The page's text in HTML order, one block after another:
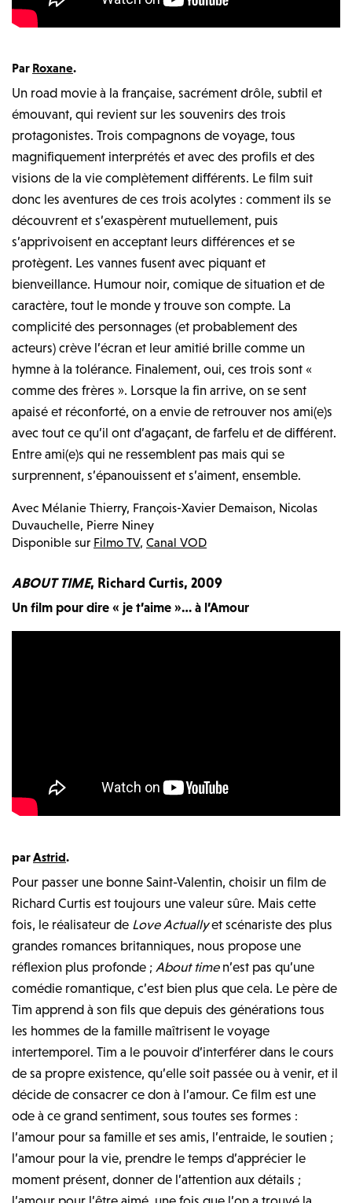
Par Roxane.
Un road movie à la française, sacrément drôle, subtil et
émouvant, qui revient sur les souvenirs des trois
protagonistes. Trois compagnons de voyage, tous
magnifiquement interprétés et avec des profils et des
visions de la vie complètement différents. Le film suit
donc les aventures de ces trois acolytes : comment ils se
découvrent et s’exaspèrent mutuellement, puis
s’apprivoisent en acceptant leurs différences et se
protègent. Les vannes fusent avec piquant et
bienveillance. Humour noir, comique de situation et de
caractère, tout le monde y trouve son compte. La
complicité des personnages (et probablement des
acteurs) crève l’écran et leur amitié brille comme un
hymne à la tolérance. Finalement, oui, ces trois sont «
comme des frères ». Lorsque la fin arrive, on se sent
apaisé et réconforté, on a envie de retrouver nos ami(e)s
avec tout ce qu’il ont d’agaçant, de farfelu et de différent.
Entre ami(e)s qui ne ressemblent pas mais qui se
surprennent, s’épanouissent et s’aiment, ensemble.
Avec Mélanie Thierry, François-Xavier Demaison, Nicolas
Duvauchelle, Pierre Niney
Disponible sur Filmo TV, Canal VOD
ABOUT TIME, Richard Curtis, 2009
Un film pour dire « je t’aime »… à l’Amour
parAstrid.
Pour passer une bonne Saint-Valentin, choisir un film de
Richard Curtis est toujours une valeur sûre. Mais cette
fois, le réalisateur de Love Actuallyet scénariste des plus
grandes romances britanniques, nous propose une
réflexion plus profonde ; About timen’est pas qu’une
comédie romantique, c’est bien plus que cela. Le père de
Tim apprend à son fils que depuis des générations tous
les hommes de la famille maîtrisent le voyage
intertemporel. Tim a le pouvoir d’interférer dans le cours
de sa propre existence, qu’elle soit passée ou à venir, et il
décide de consacrer ce don à l’amour. Ce film est une
ode à ce grand sentiment, sous toutes ses formes :
l’amour pour sa famille et ses amis, l’entraide, le soutien ;
l’amour pour la vie, prendre le temps d’apprécier le
moment présent, donner de l’attention aux détails ;